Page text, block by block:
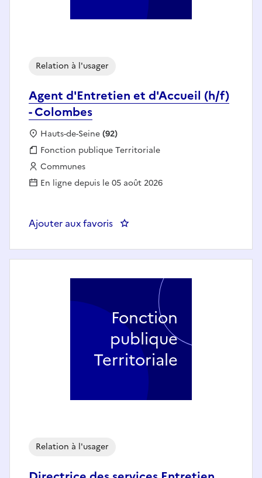
Agent d'Entretien et d'Accueil (h/f)
- Colombes
Relation à l'usager
Localisation :
Hauts-de-Seine(92)
Fonction publique :
Fonction publique Territoriale
Employeur :
Communes
En ligne depuis le 05 août 2026
Ajouter aux favoris : Agent d'Entretien et d'Accueil
Relation à l'usager
Fonction
publique
Territoriale